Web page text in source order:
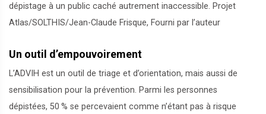
dépistage à un public caché autrement inaccessible. Projet
Atlas/SOLTHIS/Jean-Claude Frisque, Fourni par l’auteur
Un outil d’empouvoirement
L’ADVIH est un outil de triage et d’orientation, mais aussi de
sensibilisation pour la prévention. Parmi les personnes
dépistées, 50 % se percevaient comme n’étant pas à risque